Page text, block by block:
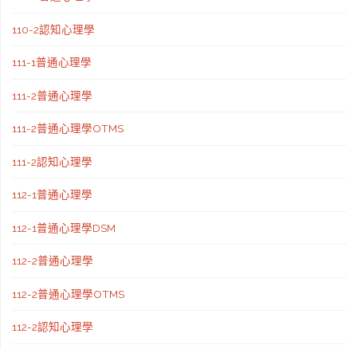
110-2認知心理學
111-1普通心理學
111-2普通心理學
111-2普通心理學OTMS
111-2認知心理學
112-1普通心理學
112-1普通心理學DSM
112-2普通心理學
112-2普通心理學OTMS
112-2認知心理學